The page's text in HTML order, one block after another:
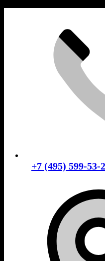
+7 (495) 599-53-